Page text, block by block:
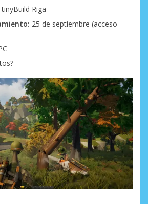
tinyBuild Riga
25 de septiembre (acceso